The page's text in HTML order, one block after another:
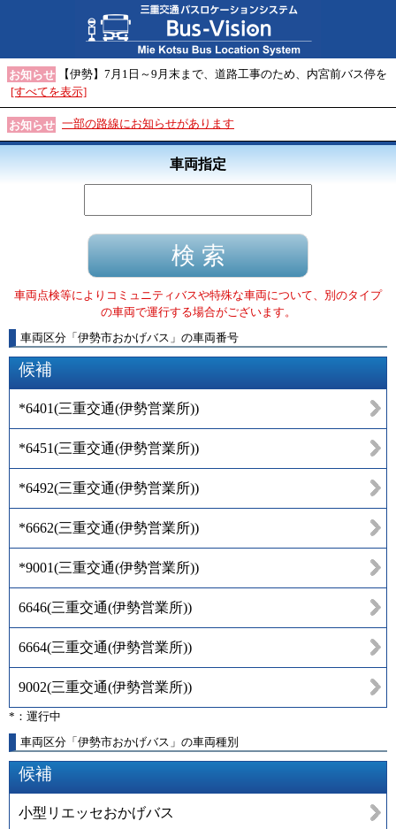
お知らせ
【伊勢】7月1日～9月末まで、道路工事のため、内宮前バス停を
[すべてを表示]
お知らせ 一部の路線にお知らせがあります
車両指定
車両点検等によりコミュニティバスや特殊な車両について、別のタイプ
の車両で運行する場合がございます。
車両区分 「 伊勢市おかげバス 」 の車両番号
候補
*6401(三重交通(伊勢営業所))
*6451(三重交通(伊勢営業所))
*6492(三重交通(伊勢営業所))
*6662(三重交通(伊勢営業所))
*9001(三重交通(伊勢営業所))
6646(三重交通(伊勢営業所))
6664(三重交通(伊勢営業所))
9002(三重交通(伊勢営業所))
*：運行中
車両区分「伊勢市おかげバス」の車両種別
候補
小型リエッセおかげバス